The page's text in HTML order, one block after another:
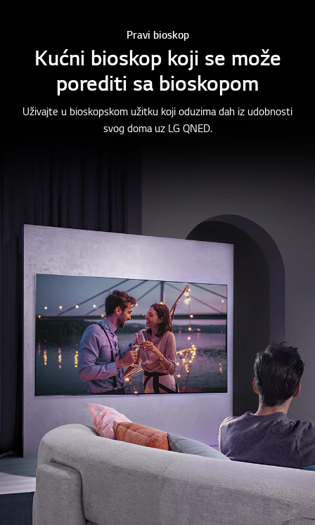
Pravi bioskop
Kućni bioskop koji se može
porediti sa bioskopom
Uživajte u bioskopskom užitku koji oduzima dah iz udobnosti
svog doma uz LG QNED.